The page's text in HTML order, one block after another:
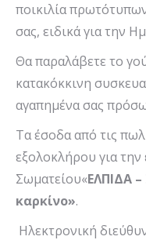
ποικιλία
σας, ειδικά για την
Θα παραλάβετε το
κατακόκκινη
αγαπημένα σας
Τα έσοδα από τις
εξολοκλήρου για
Σωματείου«ΕΛΠΙΔΑ
καρκίνο».
Ηλεκτρονική